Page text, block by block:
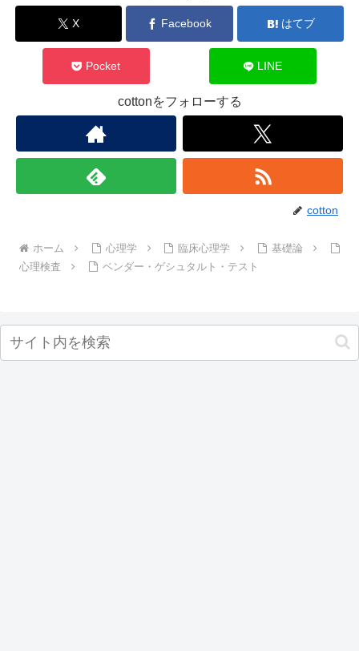
X Facebook はてブ
Pocket LINE
cottonをフォローする
cotton
ホーム 心理学 臨床心理学
基礎論
心理検査
ベンダー・ゲシュタルト・テスト